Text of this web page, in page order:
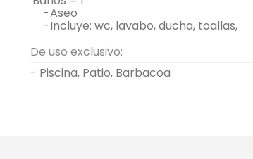
- aseo
- incluye: wc, lavabo, ducha, toallas,
De uso exclusivo:
- Piscina, Patio, Barbacoa